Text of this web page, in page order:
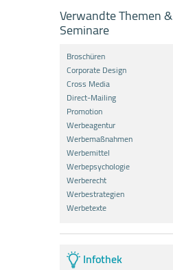
Verwandte Themen &
Seminare
Broschüren
Corporate Design
Cross Media
Direct-Mailing
Promotion
Werbeagentur
Werbemaßnahmen
Werbemittel
Werbepsychologie
Werberecht
Werbestrategien
Werbetexte
Infothek